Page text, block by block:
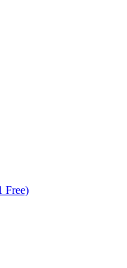
Free)